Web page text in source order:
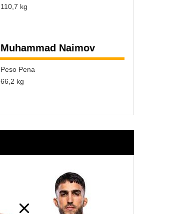
110,7 kg
Muhammad Naimov
Peso Pena
66,2 kg